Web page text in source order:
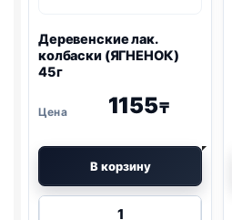
Деревенские лак.
колбаски (ЯГНЕНОК)
45г
1155₸
В корзину
Количество